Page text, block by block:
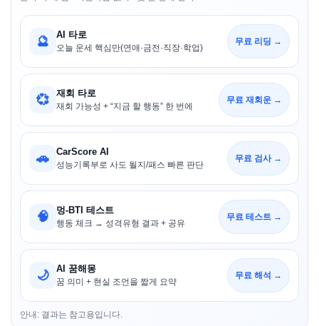
🔮 AI 타로
오늘 운세 핵심만(연애·금전·직장·학업)
무료 리딩 →
💞 재회 타로
재회 가능성 + “지금 할 행동” 한 번에
무료 재회운 →
🚗 CarScore AI
성능기록부로 사도 될지/패스 빠른 판단
무료 검사 →
🧠 멍-BTI 테스트
행동 체크 → 성격유형 결과 + 공유
무료 테스트 →
🌙 AI 꿈해몽
꿈 의미 + 현실 조언을 짧게 요약
무료 해석 →
안내: 결과는 참고용입니다.